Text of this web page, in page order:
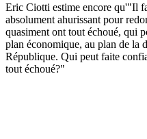
Eric Ciotti estime encore qu'"Il
absolument ahurissant pour
quasiment ont tout échoué, qui
plan économique, au plan de la
République. Qui peut faite
tout échoué?"